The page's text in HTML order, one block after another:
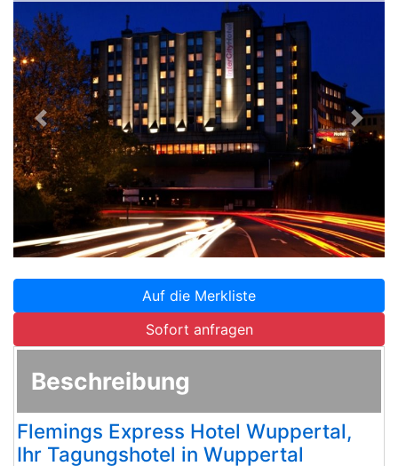
Zurück
Auf die Merkliste
Sofort anfragen
Beschreibung
Flemings Express Hotel Wuppertal,
Ihr Tagungshotel in Wuppertal